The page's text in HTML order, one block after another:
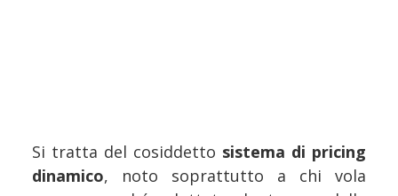
Si tratta del cosiddetto sistema di pricing
dinamico, noto soprattutto a chi vola